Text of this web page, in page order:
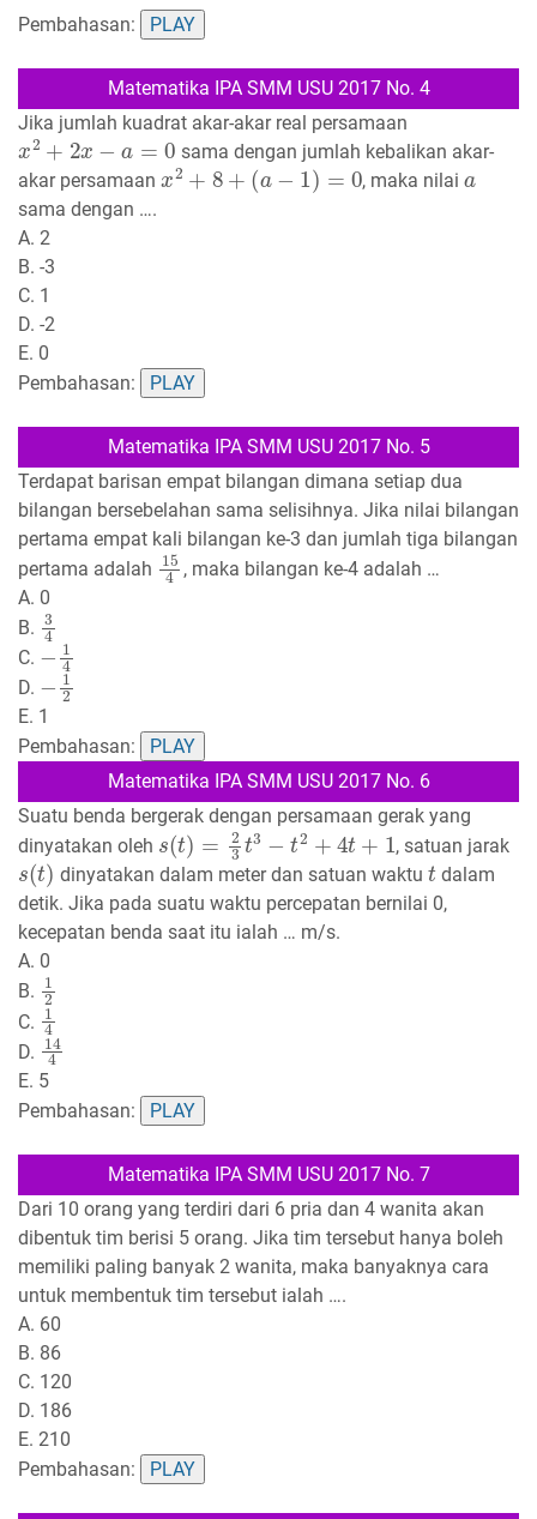
Pembahasan: PLAY
Matematika IPA SMM USU 2017 No. 4
Jika jumlah kuadrat akar-akar real persamaan
x2+2x−a= 0
sama dengan jumlah kebalikan akar-
akar persamaan
x2+8+( a−1)=0
, maka nilai
a
sama dengan ….
A. 2
B. -3
C. 1
D. -2
E. 0
Pembahasan:
PLAY
Matematika IPA SMM USU 2017 No. 5
Terdapat barisan empat bilangan dimana setiap dua
bilangan bersebelahan sama selisihnya. Jika nilai bilangan
pertama empat kali bilangan ke-3 dan jumlah tiga bilangan
pertama adalah
15 4
, maka bilangan ke-4 adalah …
A. 0
B.
3
C.
− 14
D.
12
E. 1
Pembahasan:
PLAY
Matematika IPA SMM USU 2017 No. 6
Suatu benda bergerak dengan persamaan gerak yang
dinyatakan oleh
s(t)= 23t3−t 2+4t+1
, satuan jarak
s(t)
dinyatakan dalam meter dan satuan waktu
t
dalam
detik. Jika pada suatu waktu percepatan bernilai 0,
kecepatan benda saat itu ialah … m/s.
A. 0
B.
1
C.
1
D.
14
E. 5
Pembahasan:
PLAY
Matematika IPA SMM USU 2017 No. 7
Dari 10 orang yang terdiri dari 6 pria dan 4 wanita akan
dibentuk tim berisi 5 orang. Jika tim tersebut hanya boleh
memiliki paling banyak 2 wanita, maka banyaknya cara
untuk membentuk tim tersebut ialah ….
A. 60
B. 86
C. 120
D. 186
E. 210
Pembahasan:
PLAY